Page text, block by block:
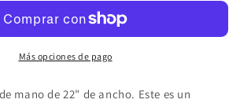
Mediano
Más opciones de pago
mano de 22" de ancho. Este es un